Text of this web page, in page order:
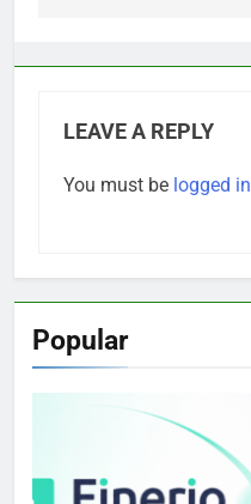
LEAVE A REPLY
You must be logged in
Popular